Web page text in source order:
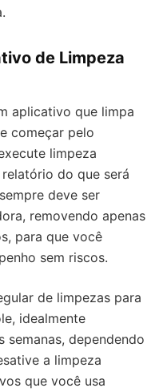
de Limpeza
aplicativo que limpa
começar pelo
limpeza
do que será
deve ser
removendo apenas
para que você
sem riscos.
de limpezas para
idealmente
semanas, dependendo
a limpeza
que você usa